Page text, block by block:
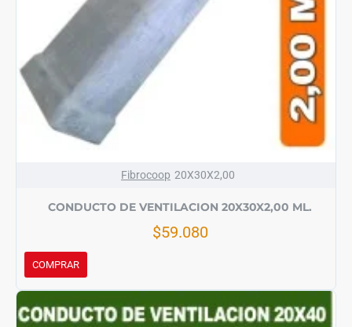
Fibrocoop 20X30X2,00
CONDUCTO DE VENTILACION 20X30X2,00 ML.
$59.080
COMPRAR